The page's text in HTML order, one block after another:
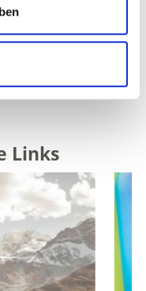
AUF KARTE
Links